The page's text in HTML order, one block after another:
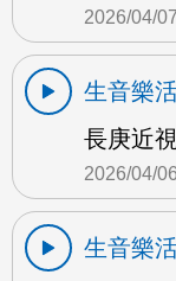
2026/04/07
生音樂
長庚近
2026/04/06
生音樂